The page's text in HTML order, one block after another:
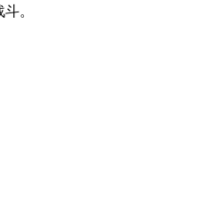
。